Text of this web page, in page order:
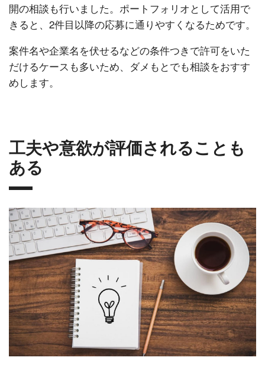
開の相談も行いました。ポートフォリオとして活用で
きると、2件目以降の応募に通りやすくなるためです。
案件名や企業名を伏せるなどの条件つきで許可をいた
だけるケースも多いため、ダメもとでも相談をおすす
めします。
工夫や意欲が評価されることも
ある